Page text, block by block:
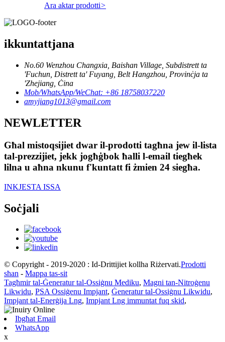
Ara aktar prodotti>
ikkuntattjana
No.60 Wenzhou Changxia, Baishan Village, Subdistrett ta
'Fuchun, Distrett ta' Fuyang, Belt Hangzhou, Provinċja ta
'Zhejiang, Ċina
Mob/WhatsApp/WeChat: +86 18758037220
amyjiang1013@gmail.com
NEWLETTER
Għal mistoqsijiet dwar il-prodotti tagħna jew il-lista
tal-prezzijiet, jekk jogħġbok ħalli l-email tiegħek
lilna u aħna nkunu f'kuntatt fi żmien 24 siegħa.
INKJESTA ISSA
Soċjali
© Copyright - 2019-2020 : Id-Drittijiet kollha Riżervati.Prodotti
sħan - Mappa tas-sit
Tagħmir tal-Ġeneratur tal-Ossiġnu Mediku, Magni tan-Nitroġenu
Likwidu, PSA Ossiġenu Impjant, Ġeneratur tal-Ossiġnu Likwidu,
Impjant tal-Enerġija Lng, Impjant Lng immuntat fuq skid,
Ibgħat Email
WhatsApp
x